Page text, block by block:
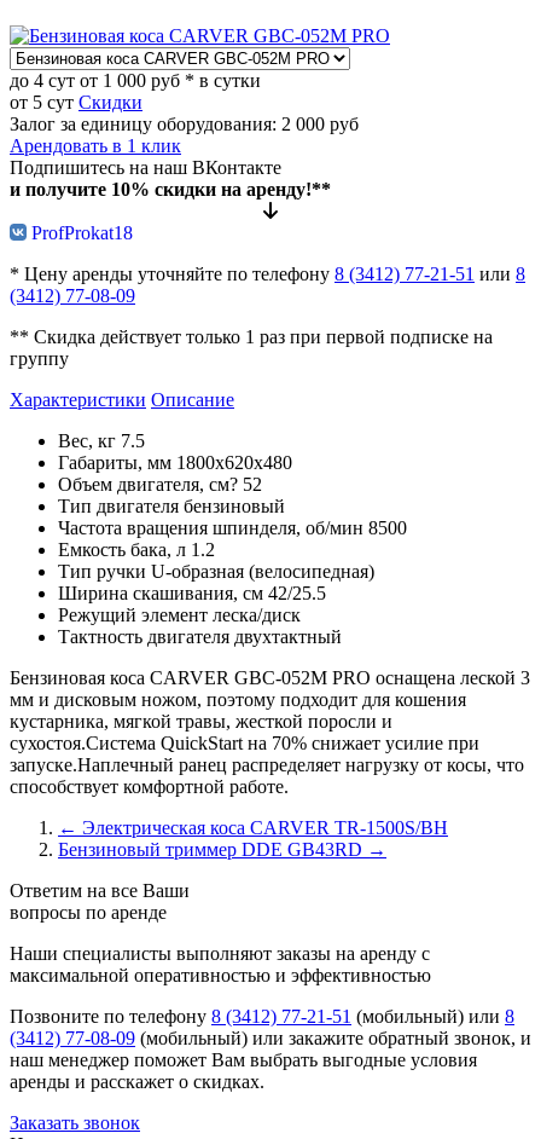
до 4 сут от 1 000 руб * в сутки
от 5 сут Скидки
Залог за единицу оборудования: 2 000 руб
Арендовать в 1 клик
Подпишитесь на наш ВКонтакте
и получите 10% скидки на аренду!**
ProfProkat18
* Цену аренды уточняйте по телефону 8 (3412) 77-21-51 или 8
(3412) 77-08-09
** Скидка действует только 1 раз при первой подписке на
группу
Характеристики Описание
Вес, кг 7.5
Габариты, мм 1800х620х480
Объем двигателя, см? 52
Тип двигателя бензиновый
Частота вращения шпинделя, об/мин 8500
Емкость бака, л 1.2
Тип ручки U-образная (велосипедная)
Ширина скашивания, см 42/25.5
Режущий элемент леска/диск
Тактность двигателя двухтактный
Бензиновая коса CARVER GBC-052M PRO оснащена леской 3
мм и дисковым ножом, поэтому подходит для кошения
кустарника, мягкой травы, жесткой поросли и
сухостоя.Система QuickStart на 70% снижает усилие при
запуске.Наплечный ранец распределяет нагрузку от косы, что
способствует комфортной работе.
← Электрическая коса CARVER TR-1500S/BH
Бензиновый триммер DDE GB43RD →
Ответим на все Ваши
вопросы по аренде
Наши специалисты выполняют заказы на аренду с
максимальной оперативностью и эффективностью
Позвоните по телефону 8 (3412) 77-21-51 (мобильный) или 8
(3412) 77-08-09 (мобильный) или закажите обратный звонок, и
наш менеджер поможет Вам выбрать выгодные условия
аренды и расскажет о скидках.
Заказать звонок